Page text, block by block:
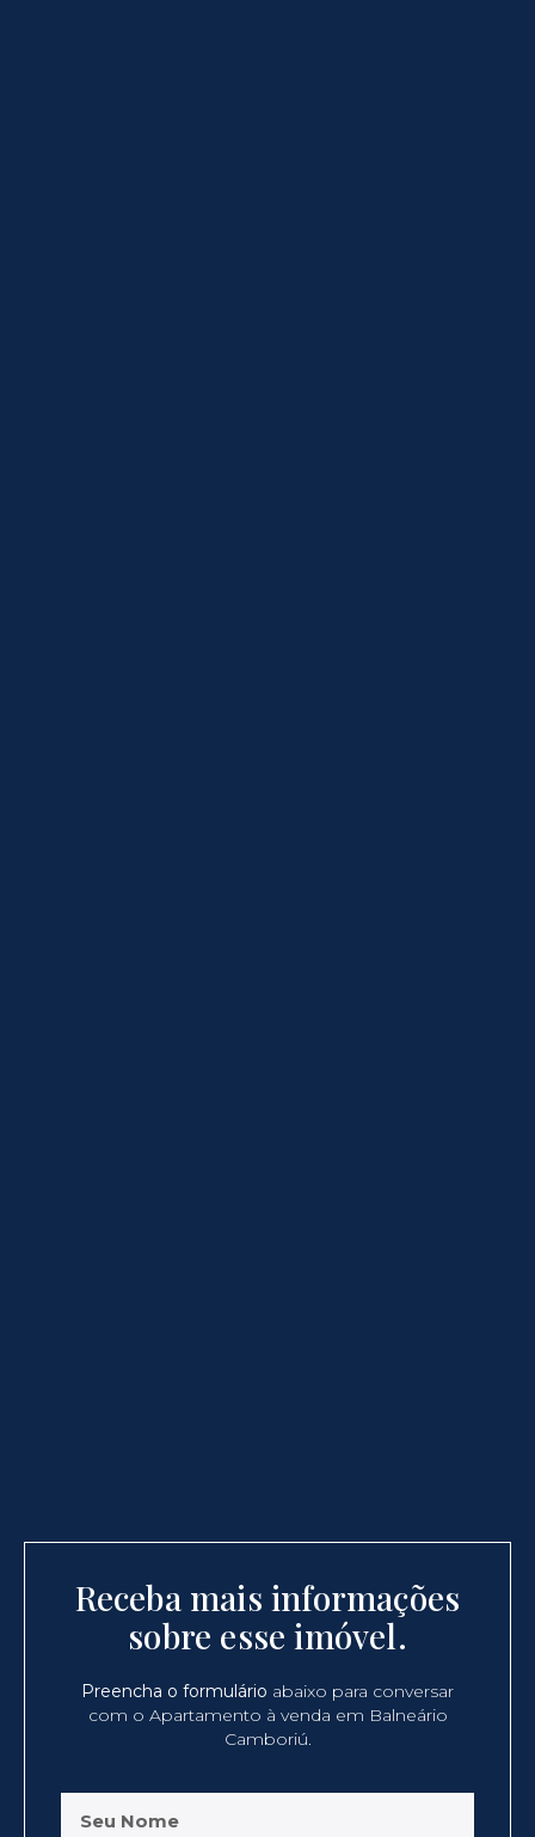
Receba mais informações
sobre esse imóvel.
Preencha o formulário abaixo para conversar
com o Apartamento à venda em Balneário
Camboriú.